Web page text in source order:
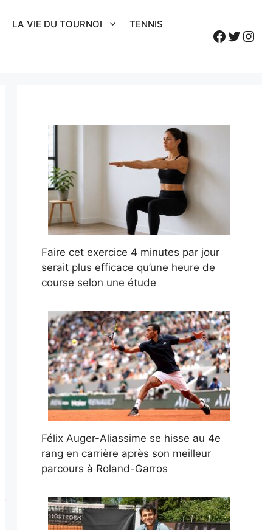
LA VIE DU TOURNOI TENNIS
Faire cet exercice 4 minutes par jour
serait plus efficace qu’une heure de
course selon une étude
Félix Auger-Aliassime se hisse au 4e
rang en carrière après son meilleur
parcours à Roland-Garros